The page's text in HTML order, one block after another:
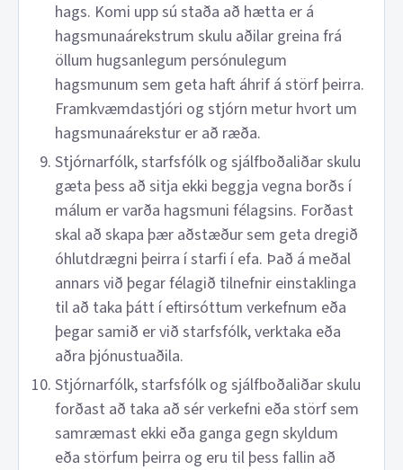
hags. Komi upp sú staða að hætta er á
hagsmunaárekstrum skulu aðilar greina frá
öllum hugsanlegum persónulegum
hagsmunum sem geta haft áhrif á störf þeirra.
Framkvæmdastjóri og stjórn metur hvort um
hagsmunaárekstur er að ræða.
Stjórnarfólk, starfsfólk og sjálfboðaliðar skulu
gæta þess að sitja ekki beggja vegna borðs í
málum er varða hagsmuni félagsins. Forðast
skal að skapa þær aðstæður sem geta dregið
óhlutdrægni þeirra í starfi í efa. Það á meðal
annars við þegar félagið tilnefnir einstaklinga
til að taka þátt í eftirsóttum verkefnum eða
þegar samið er við starfsfólk, verktaka eða
aðra þjónustuaðila.
Stjórnarfólk, starfsfólk og sjálfboðaliðar skulu
forðast að taka að sér verkefni eða störf sem
samræmast ekki eða ganga gegn skyldum
eða störfum þeirra og eru til þess fallin að